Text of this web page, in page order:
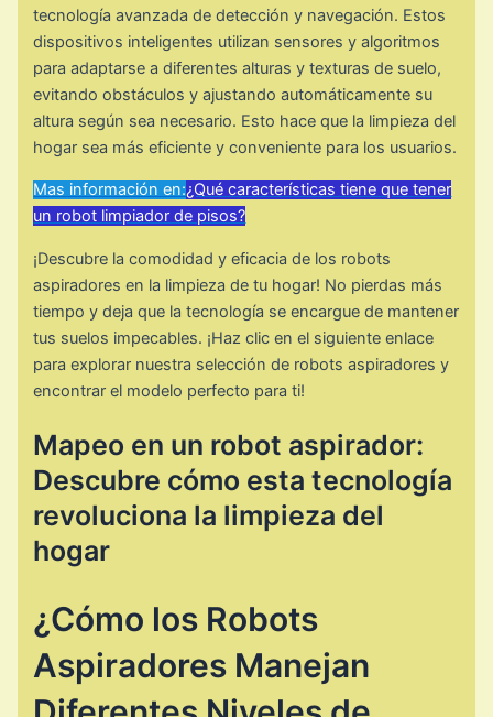
tecnología avanzada de detección y navegación. Estos
dispositivos inteligentes utilizan sensores y algoritmos
para adaptarse a diferentes alturas y texturas de suelo,
evitando obstáculos y ajustando automáticamente su
altura según sea necesario. Esto hace que la limpieza del
hogar sea más eficiente y conveniente para los usuarios.
Mas información en:¿Qué características tiene que tener
un robot limpiador de pisos?
¡Descubre la comodidad y eficacia de los robots
aspiradores en la limpieza de tu hogar! No pierdas más
tiempo y deja que la tecnología se encargue de mantener
tus suelos impecables. ¡Haz clic en el siguiente enlace
para explorar nuestra selección de robots aspiradores y
encontrar el modelo perfecto para ti!
Mapeo en un robot aspirador:
Descubre cómo esta tecnología
revoluciona la limpieza del
hogar
¿Cómo los Robots
Aspiradores Manejan